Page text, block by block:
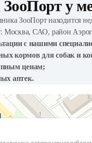
ЗооПорт у
ЗооПорт находится
г. Москва, САО, район
с нашими
кормов для собак и
ценам;
аптек.